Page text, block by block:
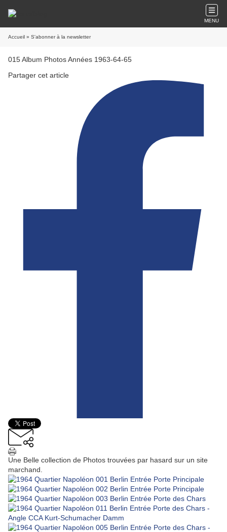
MENU
Accueil » S'abonner à la newsletter
015 Album Photos Années 1963-64-65
Partager cet article
Une Belle collection de Photos trouvées par hasard sur un site
marchand.